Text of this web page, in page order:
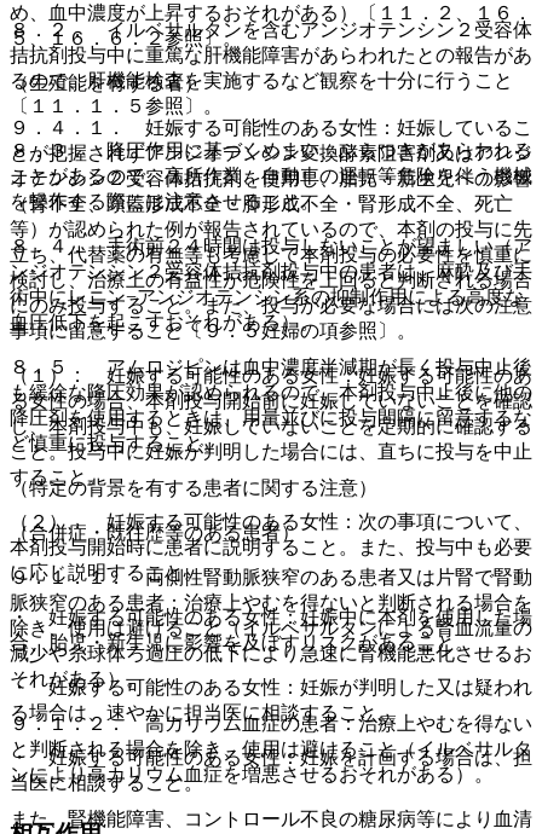
め、血中濃度が上昇するおそれがある）〔１１．２、１６．
５、１６．６．２参照〕。
（生殖能を有する者）
９．４．１． 妊娠する可能性のある女性：妊娠しているこ
とが把握されずアンジオテンシン変換酵素阻害剤又はアンジ
オテンシン２受容体拮抗剤を使用し、胎児・新生児への影響
（腎不全、頭蓋形成不全・肺形成不全・腎形成不全、死亡
等）が認められた例が報告されているので、本剤の投与に先
立ち、代替薬の有無等も考慮して本剤投与の必要性を慎重に
検討し、治療上の有益性が危険性を上回ると判断される場合
にのみ投与すること。また、投与が必要な場合には次の注意
事項に留意すること〔９．５妊婦の項参照〕。
（１）． 妊娠する可能性のある女性：妊娠する可能性のあ
る女性の場合、本剤投与開始前に妊娠していないことを確認
し、本剤投与中も、妊娠していないことを定期的に確認する
こと。投与中に妊娠が判明した場合には、直ちに投与を中止
すること。
（２）． 妊娠する可能性のある女性：次の事項について、
本剤投与開始時に患者に説明すること。また、投与中も必要
に応じ説明すること。
・ 妊娠する可能性のある女性：妊娠中に本剤を使用した場
合、胎児・新生児に影響を及ぼすリスクがあること。
・ 妊娠する可能性のある女性：妊娠が判明した又は疑われ
る場合は、速やかに担当医に相談すること。
・ 妊娠する可能性のある女性：妊娠を計画する場合は、担
当医に相談すること。
８．２． イルベサルタンを含むアンジオテンシン２受容体
拮抗剤投与中に重篤な肝機能障害があらわれたとの報告があ
るので、肝機能検査を実施するなど観察を十分に行うこと
〔１１．１．５参照〕。
８．３． 降圧作用に基づくめまい、ふらつきがあらわれる
ことがあるので、高所作業、自動車の運転等危険を伴う機械
を操作する際には注意させること。
８．４． 手術前２４時間は投与しないことが望ましい（ア
ンジオテンシン２受容体拮抗剤投与中の患者は、麻酔及び手
術中にレニン−アンジオテンシン系の抑制作用による高度な
血圧低下を起こすおそれがある）。
８．５． アムロジピンは血中濃度半減期が長く投与中止後
も緩徐な降圧効果が認められるので、本剤投与中止後に他の
降圧剤を使用するときは、用量並びに投与間隔に留意するな
ど慎重に投与すること。
（特定の背景を有する患者に関する注意）
（合併症・既往歴等のある患者）
９．１．１． 両側性腎動脈狭窄のある患者又は片腎で腎動
脈狭窄のある患者：治療上やむを得ないと判断される場合を
除き、使用は避けること（イルベサルタンによる腎血流量の
減少や糸球体ろ過圧の低下により急速に腎機能悪化させるお
それがある）。
９．１．２． 高カリウム血症の患者：治療上やむを得ない
と判断される場合を除き、使用は避けること（イルベサルタ
ンにより高カリウム血症を増悪させるおそれがある）。
また、腎機能障害、コントロール不良の糖尿病等により血清